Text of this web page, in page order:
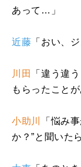
あって…」
近藤 「おい、
川田
「違う違
もらったこと
小助川
「悩み
か？”と聞いた